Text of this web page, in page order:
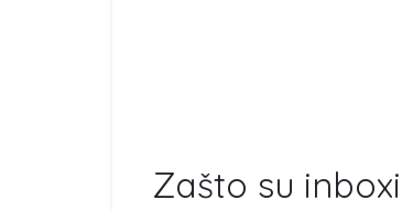
Zašto su